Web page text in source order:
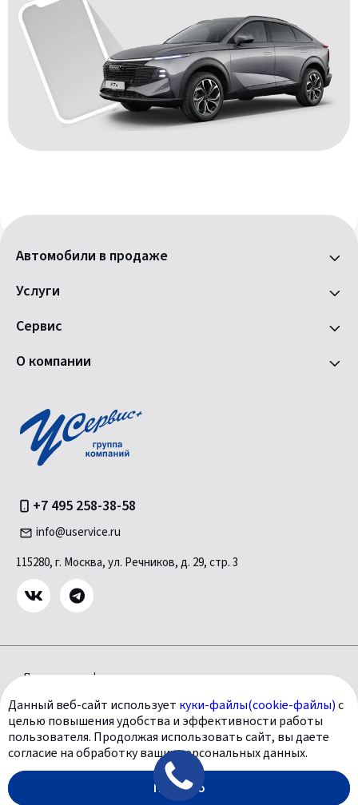
Автомобили в продаже
Услуги
Сервис
О компании
+7 495 258-38-58
info@uservice.ru
115280, г. Москва, ул. Речников, д. 29, стр. 3
Политика конфиденциальности
Согласие на обработку персональных данных
Цены носят информационный характер и ни при каких условиях
не являются публичной офертой, определяемой положениями
Статьи 435 ГК РФ. Все содержащиеся на сайте сведения носят
исключительно информационный характер и не является
Данный веб-сайт использует куки-файлы(cookie-файлы)с
целью повышения удобства и эффективности работы
пользователя. Продолжая использовать сайт, вы даете
согласие на обработку ваших персональных данных.
Понятно